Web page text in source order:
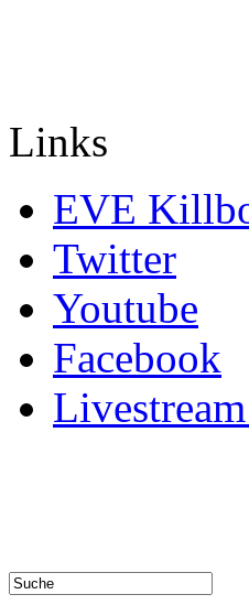
Links
EVE
Twitter
Youtube
Facebook